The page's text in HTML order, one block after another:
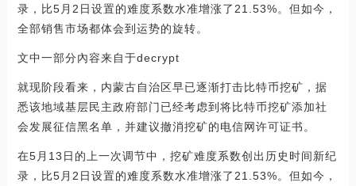
录，比5月2日设置的难度系数水准增涨了21.53%。但如今，
全部销售市场都体会到运势的旋转。
文中一部分內容来自于decrypt
就现阶段看来，内蒙古自治区早已逐渐打击比特币挖矿，据
悉该地域基层民主政府部门已经考虑到将比特币挖矿添加社
会发展征信黑名单，并建议撤消挖矿的电信网许可证书。
在5月13日的上一次调节中，挖矿难度系数创出历史时间新纪
录，比5月2日设置的难度系数水准增涨了21.53%。但如今，